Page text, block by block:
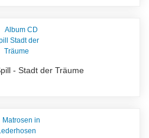
- Stadt der Träume